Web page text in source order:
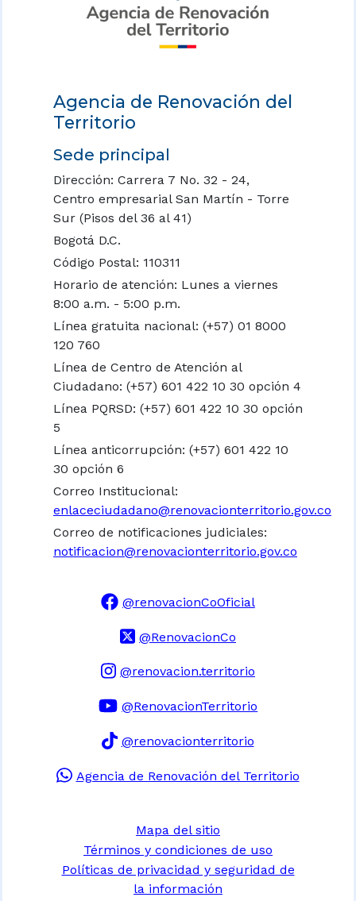
Agencia de Renovación del
Territorio
Sede principal
Dirección: Carrera 7 No. 32 - 24,
Centro empresarial San Martín - Torre
Sur (Pisos del 36 al 41)
Bogotá D.C.
Código Postal: 110311
Horario de atención: Lunes a viernes
8:00 a.m. - 5:00 p.m.
Línea gratuita nacional: (+57) 01 8000
120 760
Línea de Centro de Atención al
Ciudadano: (+57) 601 422 10 30 opción 4
Línea PQRSD: (+57) 601 422 10 30 opción
5
Línea anticorrupción: (+57) 601 422 10
30 opción 6
Correo Institucional:
enlaceciudadano@renovacionterritorio.gov.co
Correo de notificaciones judiciales:
notificacion@renovacionterritorio.gov.co
@renovacionCoOficial
@RenovacionCo
@renovacion.territorio
@RenovacionTerritorio
@renovacionterritorio
Agencia de Renovación del Territorio
Mapa del sitio
Términos y condiciones de uso
Políticas de privacidad y seguridad de
la información